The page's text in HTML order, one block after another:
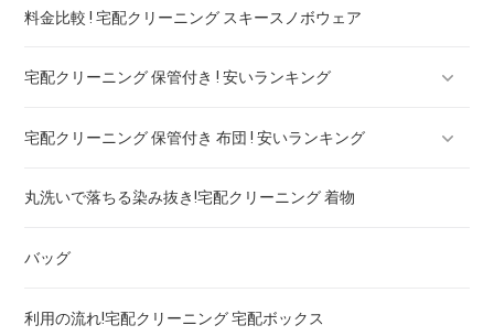
スラックス
ブランドジャケット！宅配クリーニング 高品質 料金 比較
ブランドブラウス！宅配クリーニング 高品質 料金 比較
ブランドネクタイ！宅配クリーニング 高品質 料金 比較
ドレス！宅配クリーニング 高品質 料金 比較
ウェディングドレス
料金比較 ! 宅配クリーニング スキースノボウェア
宅配クリーニング 保管付き ! 安いランキング
宅配クリーニング 保管付き ブーツ ! 安いランキング
宅配クリーニング 保管付き コート ! 安いランキング
宅配クリーニング 保管付き ダウン ! 安いランキング
宅配クリーニング 保管付き スノボーウェア ! 安いランキング
宅配クリーニング 保管付き 布団 ! 安いランキング
宅配クリーニング 保管付き 羽毛布団 ! 安いランキング
宅配クリーニング 保管付き 毛布 ! 安いランキング
丸洗いで落ちる染み抜き!宅配クリーニング 着物
バッグ
利用の流れ!宅配クリーニング 宅配ボックス